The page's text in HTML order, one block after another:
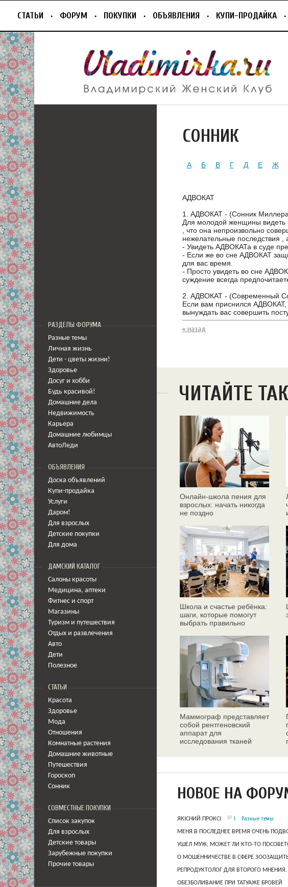
СТАТЬИ ФОРУМ ПОКУПКИ ОБЪЯВЛЕНИЯ КУПИ-ПРОДАЙКА
РАЗДЕЛЫ ФОРУМА
Разные темы
Личная жизнь
Дети - цветы жизни!
Здоровье
Досуг и хобби
Будь красивой!
Домашние дела
Недвижимость
Карьера
Домашние любимцы
АвтоЛеди
ОБЪЯВЛЕНИЯ
Доска объявлений
Купи-продайка
Услуги
Даром!
Для взрослых
Детские покупки
Для дома
ДАМСКИЙ КАТАЛОГ
Салоны красоты
Медицина, аптеки
Фитнес и спорт
Магазины
Туризм и путешествия
Отдых и развлечения
Авто
Дети
Полезное
СТАТЬИ
Красота
Здоровье
Мода
Отношения
Комнатные растения
Домашние животные
Путешествия
Гороскоп
Сонник
СОВМЕСТНЫЕ ПОКУПКИ
Список закупок
Для взрослых
Детские товары
Зарубежные покупки
Прочие товары
СОННИК
А Б В Г Д Е Ж
АДВОКАТ
1. АДВОКАТ - (Сонник
Для молодой женщины видеть
, что она непроизвольно
нежелательные последствия ,
- Увидеть АДВОКАТа в суде
- Если же во сне АДВОКАТ
для вас время.
- Просто увидеть во сне
суждение всегда
2. АДВОКАТ - (Современный
Если вам приснился АДВОКАТ,
вынуждать вас совершить
« назад
ЧИТАЙТЕ
Онлайн‑школа пения для
взрослых: начать никогда
не поздно
Школа и счастье ребёнка:
шаги, которые помогут
выбрать правильно
Маммограф представляет
собой рентгеновский
аппарат для
исследования тканей
НОВОЕ НА
ЯКІСНИЙ ПРОКСІ 1 Разные темы
МЕНЯ В ПОСЛЕДНЕЕ ВРЕМЯ ОЧЕНЬ
УШЕЛ МУЖ, МОЖЕТ ЛИ КТО-ТО
О МОШЕННИЧЕСТВЕ В СФЕРЕ
РЕПРОДУКТОЛОГ ДЛЯ ВТОРОГО МНЕНИЯ.
ОБЕЗБОЛИВАНИЕ ПРИ ТАТУАЖЕ БРОВЕЙ